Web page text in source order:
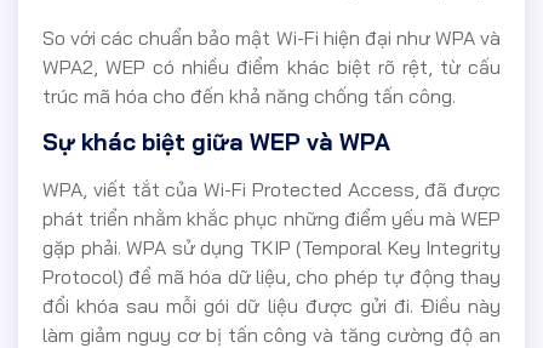
So với các chuẩn bảo mật Wi-Fi hiện đại như WPA và
WPA2, WEP có nhiều điểm khác biệt rõ rệt, từ cấu
trúc mã hóa cho đến khả năng chống tấn công.
Sự khác biệt giữa WEP và WPA
WPA, viết tắt của Wi-Fi Protected Access, đã được
phát triển nhằm khắc phục những điểm yếu mà WEP
gặp phải. WPA sử dụng TKIP (Temporal Key Integrity
Protocol) để mã hóa dữ liệu, cho phép tự động thay
đổi khóa sau mỗi gói dữ liệu được gửi đi. Điều này
làm giảm nguy cơ bị tấn công và tăng cường độ an